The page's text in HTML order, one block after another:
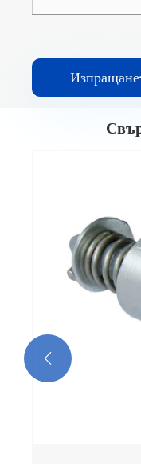
Изпращане
Виж повече >>
